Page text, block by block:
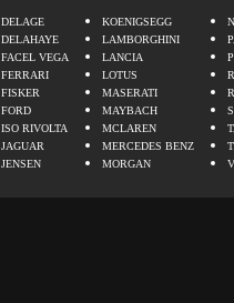
DELAGE
DELAHAYE
FACEL VEGA
FERRARI
FISKER
FORD
ISO RIVOLTA
JAGUAR
JENSEN
KOENIGSEGG
LAMBORGHINI
LANCIA
LOTUS
MASERATI
MAYBACH
MCLAREN
MERCEDES BENZ
MORGAN